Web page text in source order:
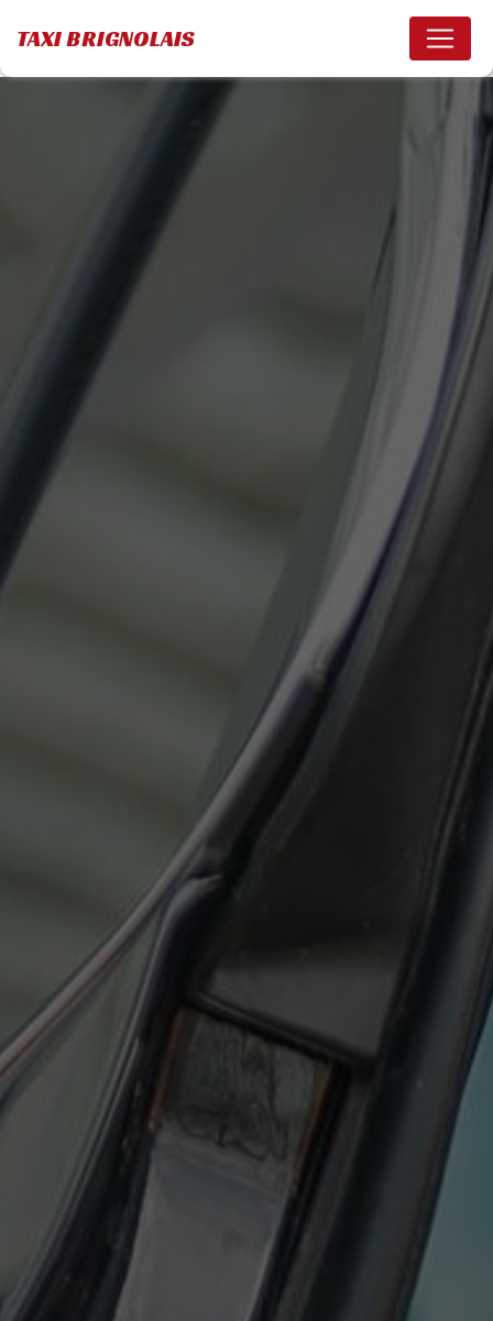
TAXI BRIGNOLAIS